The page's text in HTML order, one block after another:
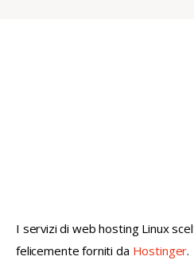
I servizi di web hosting Linux
felicemente forniti da Hostinger.